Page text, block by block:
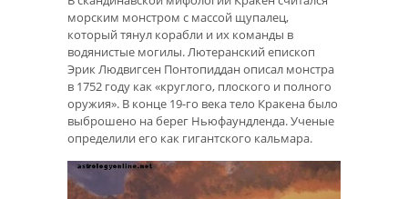
морским монстром с массой щупалец,
который тянул корабли и их команды в
водянистые могилы. Лютеранский епископ
Эрик Людвигсен Понтопиддан описал монстра
в 1752 году как «круглого, плоского и полного
оружия». В конце 19-го века тело Кракена было
выброшено на берег Ньюфаундленда. Ученые
определили его как гигантского кальмара.